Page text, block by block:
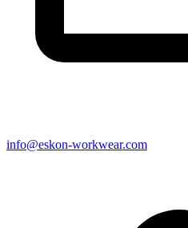
info@eskon-workwear.com